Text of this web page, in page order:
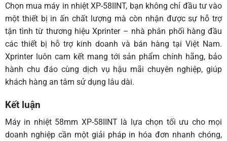
Chọn mua máy in nhiệt XP-58IINT, bạn không chỉ đầu tư vào
một thiết bị in ấn chất lượng mà còn nhận được sự hỗ trợ
tận tình từ thương hiệuXprinter– nhà phân phối hàng đầu
các thiết bị hỗ trợ kinh doanh và bán hàng tại Việt Nam.
Xprinter luôn cam kết mang tới sản phẩm chính hãng, bảo
hành chu đáo cùng dịch vụ hậu mãi chuyên nghiệp, giúp
khách hàng an tâm sử dụng lâu dài.
Kết luận
Máy in nhiệt 58mm XP-58IINT là lựa chọn tối ưu cho mọi
doanh nghiệp cần một giải pháp in hóa đơn nhanh chóng,